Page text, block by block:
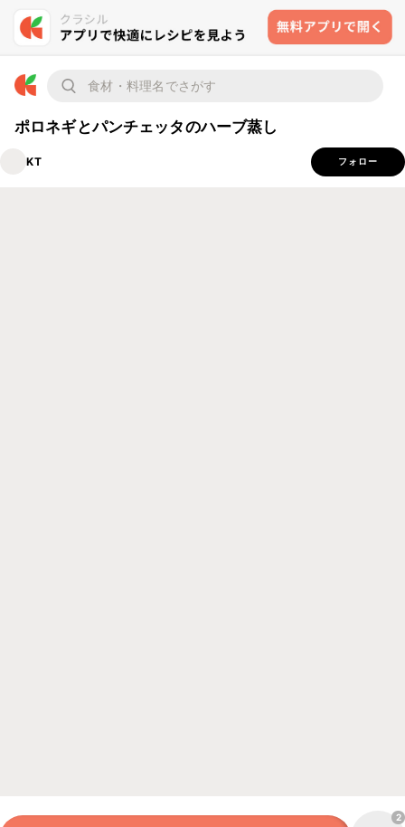
ポロネギとパンチェッタのハーブ蒸し
KT フォロー
2